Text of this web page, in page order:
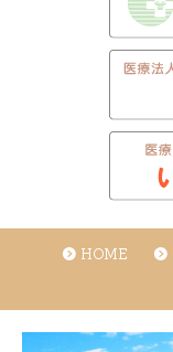
HOME